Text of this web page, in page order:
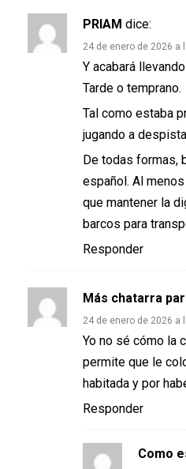
PRIAM dice:
24 de enero de 2026 a
Y acabará
Tarde o temprano.
Tal como estaba
jugando a
De todas formas,
español. Al
que mantener la
barcos para
Responder
Más chatarra
24 de enero de 2026 a
Yo no sé cómo la
permite que le
habitada y por
Responder
Como